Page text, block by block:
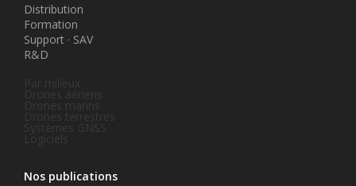
Distribution
Formation
Support · SAV
R&D
Drones aériens
Drones marins
Drones terrestres
Systèmes GNSS
Logiciels
Nos publications